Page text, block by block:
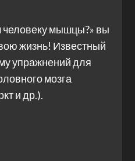
человеку мышцы?» вы
жизнь! Известный
упражнений для
мозга
и др.).